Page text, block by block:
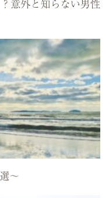
意外と知らない男性
〜